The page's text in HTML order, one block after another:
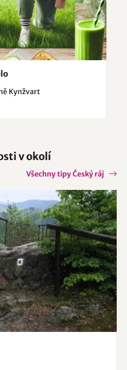
Kynžvart
v okolí
Všechny tipy Český ráj